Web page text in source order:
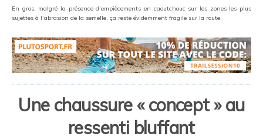
En gros, malgré la présence d’empiècements en caoutchouc sur les zones les plus
sujettes à l’abrasion de la semelle, ça reste évidemment fragile sur la route.
Une chaussure « concept » au
ressenti bluffant